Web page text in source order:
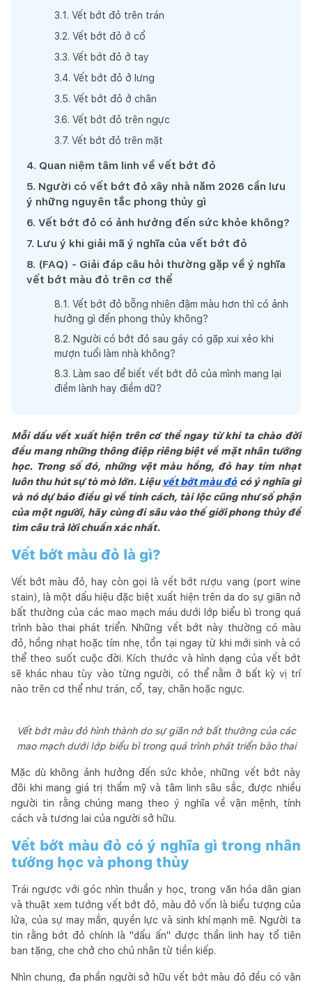
3.1 . Vết bớt đỏ trên trán
3.2. Vết bớt đỏ ở cổ
3.3. Vết bớt đỏ ở tay
3.4. Vết bớt đỏ ở lưng
3.5. Vết bớt đỏ ở chân
3.6. Vết bớt đỏ trên ngực
3.7. Vết bớt đỏ trên mặt
4. Quan niệm tâm linh về vết bớt đỏ
5. Người có vết bớt đỏ xây nhà năm 2026 cần lưu
ý những nguyên tắc phong thủy gì
6. Vết bớt đỏ có ảnh hưởng đến sức khỏe không?
7. Lưu ý khi giải mã ý nghĩa của vết bớt đỏ
8. (FAQ) - Giải đáp câu hỏi thường gặp về ý nghĩa
vết bớt màu đỏ trên cơ thể
8.1 . Vết bớt đỏ bỗng nhiên đậm màu hơn thì có ảnh
hưởng gì đến phong thủy không?
8.2. Người có bớt đỏ sau gáy có gặp xui xẻo khi
mượn tuổi làm nhà không?
8.3. Làm sao để biết vết bớt đỏ của mình mang lại
điềm lành hay điềm dữ?
Mỗi dấu vết xuất hiện trên cơ thể ngay từ khi ta chào đời
đều mang những thông điệp riêng biệt về mặt nhân tướng
học. Trong số đó, những vệt màu hồng, đỏ hay tím nhạt
luôn thu hút sự tò mò lớn. Liệu vết bớt màu đỏcó ý nghĩa gì
và nó dự báo điều gì về tính cách, tài lộc cũng như số phận
của một người, hãy cùng đi sâu vào thế giới phong thủy để
tìm câu trả lời chuẩn xác nhất.
Vết bớt màu đỏ là gì?
Vết bớt màu đỏ, hay còn gọi là vết bớt rượu vang (port wine
stain), là một dấu hiệu đặc biệt xuất hiện trên da do sự giãn nở
bất thường của các mao mạch máu dưới lớp biểu bì trong quá
trình bào thai phát triển. Những vết bớt này thường có màu
đỏ, hồng nhạt hoặc tím nhẹ, tồn tại ngay từ khi mới sinh và có
thể theo suốt cuộc đời. Kích thước và hình dạng của vết bớt
sẽ khác nhau tùy vào từng người, có thể nằm ở bất kỳ vị trí
nào trên cơ thể như trán, cổ, tay, chân hoặc ngực.
Vết bớt màu đỏ hình thành do sự giãn nở bất thường của các
mao mạch dưới lớp biểu bì trong quá trình phát triển bào thai
Mặc dù không ảnh hưởng đến sức khỏe, những vết bớt này
đôi khi mang giá trị thẩm mỹ và tâm linh sâu sắc, được nhiều
người tin rằng chúng mang theo ý nghĩa về vận mệnh, tính
cách và tương lai của người sở hữu.
Vết bớt màu đỏ có ý nghĩa gì trong nhân
tướng học và phong thủy
Trái ngược với góc nhìn thuần y học, trong văn hóa dân gian
và thuật xem tướng vết bớt đỏ, màu đỏ vốn là biểu tượng của
lửa, của sự may mắn, quyền lực và sinh khí mạnh mẽ. Người ta
tin rằng bớt đỏ chính là "dấu ấn" được thần linh hay tổ tiên
ban tặng, che chở cho chủ nhân từ tiền kiếp.
Nhìn chung, đa phần người sở hữu vết bớt màu đỏ đều có vận